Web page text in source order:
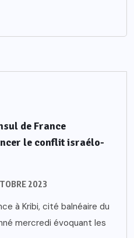
de France
le conflit israélo-
2023
à Kribi, cité balnéaire du
mercredi évoquant les